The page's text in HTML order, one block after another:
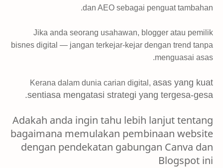
dan AEO sebagai penguat tambahan.
Jika anda seorang usahawan, blogger atau pemilik
bisnes digital — jangan terkejar-kejar dengan trend tanpa
menguasai asas.
Kerana dalam dunia carian digital, asas yang kuat
sentiasa mengatasi strategi yang tergesa-gesa.
Adakah anda ingin tahu lebih lanjut tentang
bagaimana memulakan pembinaan website
dengan pendekatan gabungan Canva dan
Blogspot ini